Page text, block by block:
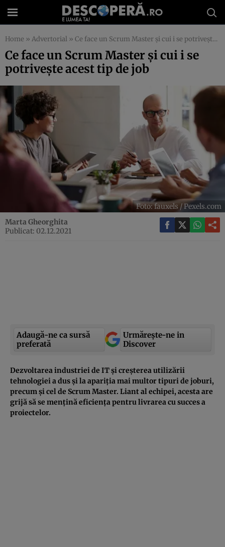
Home » Advertorial » Ce face un Scrum Master și cui i se potrivește acest tip de job
Ce face un Scrum Master și cui i se
potrivește acest tip de job
Foto: fauxels / Pexels.com
Marta Gheorghita
Publicat: 02.12.2021
Adaugă-ne ca sursă
preferată
Urmărește-ne in
Discover
Dezvoltarea industriei de IT și creșterea utilizării
tehnologiei a dus și la apariția mai multor tipuri de joburi,
precum și cel de Scrum Master. Liant al echipei, acesta are
grijă să se mențină eficiența pentru livrarea cu succes a
proiectelor.